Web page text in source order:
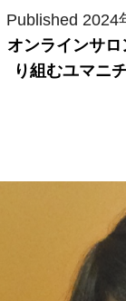
Published 2024
オンラインサ
り組むユマニ